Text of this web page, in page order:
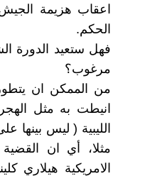
اعقاب هزيمة
الحكم.
فهل ستعيد الدورة
مرغوب؟
من الممكن ان يتطور
انيطت به مثل
الليبية ( ليس
مثلا، أي ان القضية
الامريكية هيلاري